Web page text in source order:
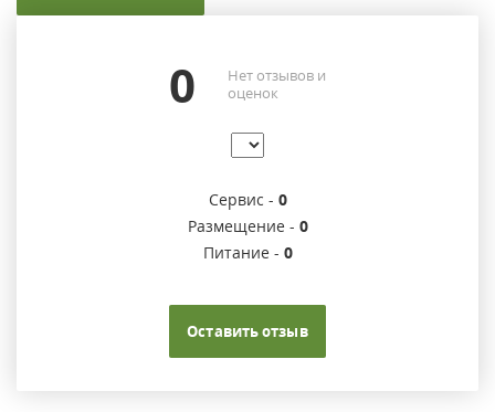
0
Нет отзывов и
оценок
Сервис - 0
Размещение - 0
Питание - 0
Оставить отзыв